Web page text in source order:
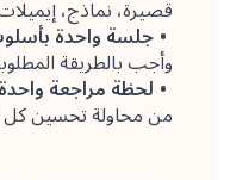
قصيرة، نماذج،
جلسة واحدة
وأجب بالطريقة
لحظة مراجعة
من محاولة تحسين